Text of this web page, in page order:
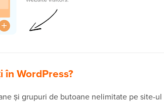
WordPress?
și grupuri de butoane nelimitate pe site-ul